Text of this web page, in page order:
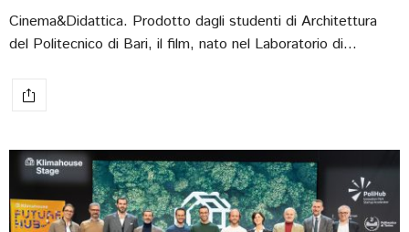
Cinema&Didattica. Prodotto dagli studenti di Architettura
del Politecnico di Bari, il film, nato nel Laboratorio di…